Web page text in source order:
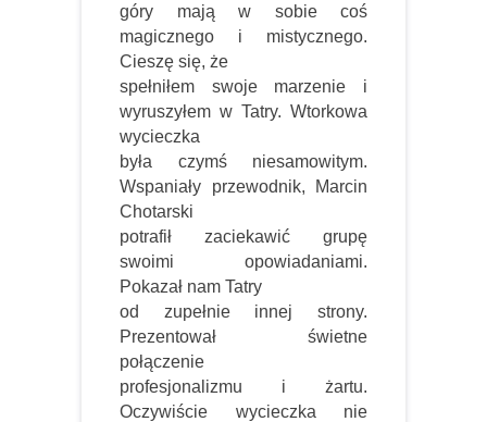
góry mają w sobie coś
magicznego i mistycznego.
Cieszę się, że
spełniłem swoje marzenie i
wyruszyłem w Tatry. Wtorkowa
wycieczka
była czymś niesamowitym.
Wspaniały przewodnik, Marcin
Chotarski
potrafił zaciekawić grupę
swoimi opowiadaniami.
Pokazał nam Tatry
od zupełnie innej strony.
Prezentował świetne
połączenie
profesjonalizmu i żartu.
Oczywiście wycieczka nie